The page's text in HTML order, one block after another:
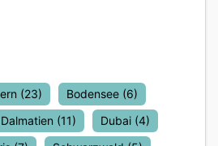
(23) Bodensee (6)
Dalmatien (11) Dubai (4)